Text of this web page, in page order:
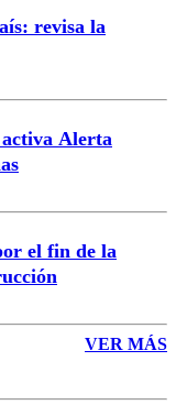
revisa la
Alerta
el fin de la
VER MÁS